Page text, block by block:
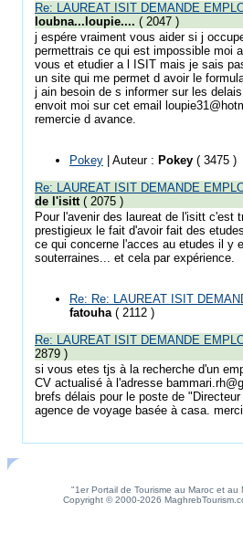
Re: LAUREAT ISIT DEMANDE
loubna...loupie.... ( 2047 )
j espére vraiment vous aider si j
permettrais ce qui est impossible moi
vous et etudier a l ISIT mais je sais
un site qui me permet d avoir le
j ain besoin de s informer sur les
envoit moi sur cet email
remercie d avance.
Pokey | Auteur : Pokey ( 3475 )
Re: LAUREAT ISIT DEMANDE
de l'isitt( 2075 )
Pour l'avenir des laureat de l'isitt c'est
prestigieux le fait d'avoir fait des
ce qui concerne l'acces au etudes il y
souterraines... et cela par expérience.
Re: Re: LAUREAT ISIT
fatouha( 2112 )
Re: LAUREAT ISIT DEMANDE
2879 )
si vous etes tjs à la recherche d'un
CV actualisé à l'adresse
brefs délais pour le poste de
agence de voyage basée à casa. merci
"1er Portail de Tourisme au Maroc et au
Copyright © 2000-2026